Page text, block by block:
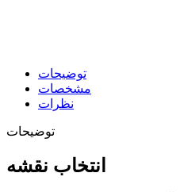
توضیحات
مشخصات
نظرات
توضیحات
انتخاب نقشه